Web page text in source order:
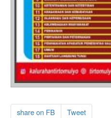
share on FB Tweet